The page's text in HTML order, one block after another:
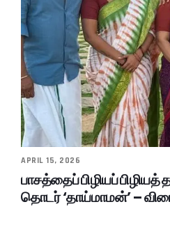
APRIL 15, 2026
பாசத்தைப் பிழியப் பிழியத்
தொடர் ‘தாய்மாமன்’ –